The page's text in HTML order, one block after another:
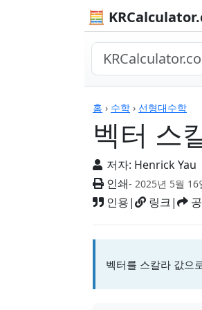
🧮
홈 › 수학 › 선형대수학
벡터 스
저자: Henrick Yau
인쇄- 2025년 5월 16
인용| 링크|
계산기
벡터를 스칼라 값으